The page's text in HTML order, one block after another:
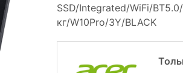
SSD/Integrated/WiFi/
кг/W10Pro/3Y/BLACK